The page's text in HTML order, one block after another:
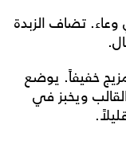
وعاء. تضاف الزبدة
خفيفاً. يوضع
ويخبز في